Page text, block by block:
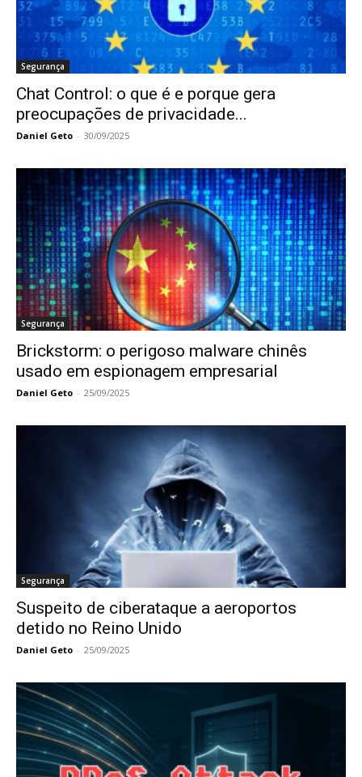
Segurança
Chat Control: o que é e porque gera
preocupações de privacidade...
Daniel Geto - 30/09/2025
Segurança
Brickstorm: o perigoso malware chinês
usado em espionagem empresarial
Daniel Geto - 25/09/2025
Segurança
Suspeito de ciberataque a aeroportos
detido no Reino Unido
Daniel Geto - 25/09/2025